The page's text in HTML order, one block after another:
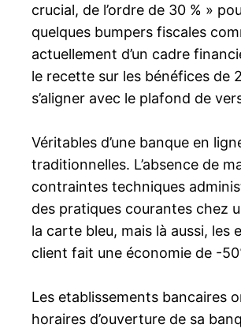
crucial, de l’ordre de 30 % »
quelques bumpers fiscales
actuellement d’un cadre
le recette sur les bénéfices de
s’aligner avec le plafond de
Véritables d’une banque en
traditionnelles. L’absence de
contraintes techniques
des pratiques courantes chez
la carte bleu, mais là aussi,
client fait une économie de -
Les etablissements bancaires
horaires d’ouverture de sa